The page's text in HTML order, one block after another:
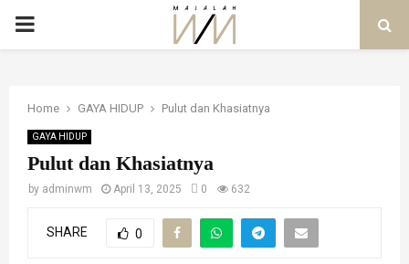
PRIMARY
Home GAYA HIDUP Pulut dan Khasiatnya
GAYA HIDUP
Pulut dan Khasiatnya
by adminwm April 13, 2025 0 632
SHARE 0